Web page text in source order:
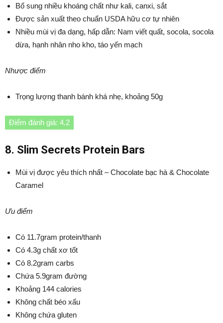
Bổ sung nhiều khoáng chất như kali, canxi, sắt
Được sản xuất theo chuẩn USDA hữu cơ tự nhiên
Nhiều mùi vị đa dạng, hấp dẫn: Nam viết quất, socola, socola
dừa, hạnh nhân nho kho, táo yến mạch
Nhược điểm
Trọng lượng thanh bánh khá nhẹ, khoảng 50g
Điểm đánh giá: 4.2
8. Slim Secrets Protein Bars
Mùi vị được yêu thích nhất – Chocolate bạc hà & Chocolate
Caramel
Ưu điểm
Có 11.7gram protein/thanh
Có 4.3g chất xơ tốt
Có 8.2gram carbs
Chứa 5.9gram đường
Khoảng 144 calories
Không chất béo xấu
Không chứa gluten